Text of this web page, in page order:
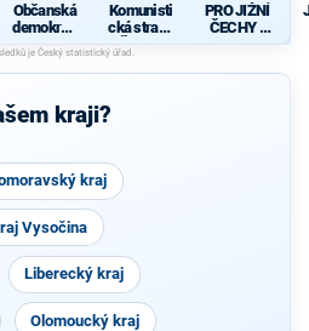
Občanská
demokrati
cká strana
Komunisti
cká strana
Čech a
Moravy
PRO JIŽNÍ
ČECHY -
Starostové
TOP 09
kraji?
kraj
Vysočina
Liberecký kraj
Olomoucký kraj